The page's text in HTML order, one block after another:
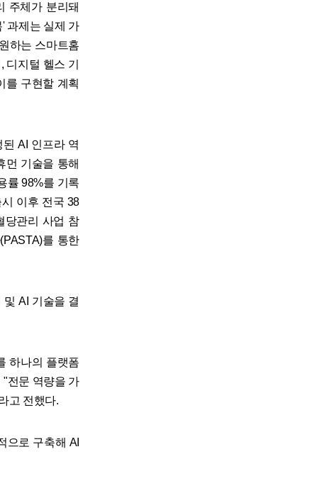
주체가 분리돼
과제는 실제 가
하는 스마트홈
지털 헬스 기
를 구현할 계획
AI 인프라 역
먼 기술을 통해
률 98%를 기록
이후 전국 38
당관리 사업 참
를 통한
AI 기술을 결
하나의 플랫폼
"전문 역량을 가
고 전했다.
으로 구축해 AI